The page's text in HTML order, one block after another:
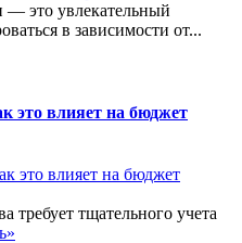
— это увлекательный
в зависимости от...
это влияет на бюджет
требует тщательного учета